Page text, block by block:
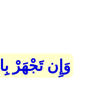
وَإِن تَجْهَرْ